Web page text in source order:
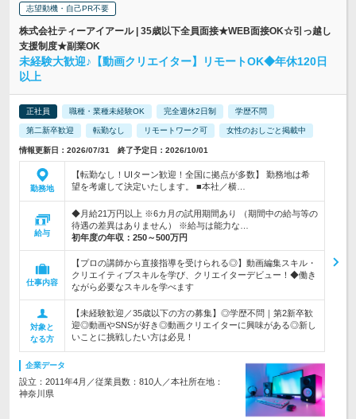
志望動機・自己PR不要
株式会社ティーアイアール | 35歳以下全員面接★WEB面接OK☆引っ越し
支援制度★副業OK
未経験大歓迎♪【動画クリエイター】リモートOK◆年休120日
以上
正社員 職種・業種未経験OK 完全週休2日制 学歴不問
第二新卒歓迎 転勤なし リモートワーク可 女性のおしごと掲載中
情報更新日：2026/07/31 終了予定日：2026/10/01
勤務地
【転勤なし！UIターン歓迎！全国に拠点が多数】 勤務地は希
望を考慮して決定いたします。 ■本社／横…
給与
◆月給21万円以上 ※6カ月の試用期間あり （期間中の給与等の
待遇の差異はありません） ※給与は能力な…
初年度の年収： 250～500万円
仕事内容
【プロの講師から直接指導を受けられる◎】動画編集スキル・
クリエイティブスキルを学び、クリエイターデビュー！◆働き
ながら必要なスキルを学べます
対象と
なる方
【未経験歓迎／35歳以下の方の募集】◎学歴不問｜第2新卒歓
迎◎動画やSNSが好き◎動画クリエイターに興味がある◎新し
いことに挑戦したい方は必見！
企業データ
設立：2011年4月／従業員数：810人／本社所在地：
神奈川県